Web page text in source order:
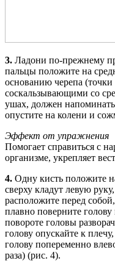
3. Ладони по-прежнему
пальцы положите на
основанию черепа
соскальзывающими со
ушах, должен напоминать
опустите на колени и
Эффект от упражнения
Помогает справиться с
организме, укрепляет
4. Одну кисть положите
сверху кладут левую
расположите перед
плавно поверните
повороте головы
голову опускайте к
голову попеременно
раза) (рис. 4).